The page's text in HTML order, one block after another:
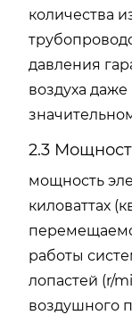
количества
давления
воздуха
2.3
мощность
киловаттах
работы
лопастей (r/
воздушного